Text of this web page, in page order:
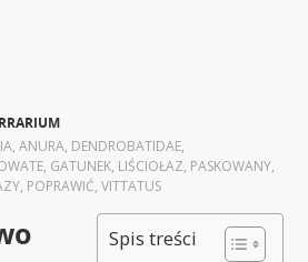
,ANURA, DENDROBATIDAE,
, GATUNEK, LIŚCIOŁAZ, PASKOWANY,
, POPRAWIĆ,VITTATUS
Spis treści